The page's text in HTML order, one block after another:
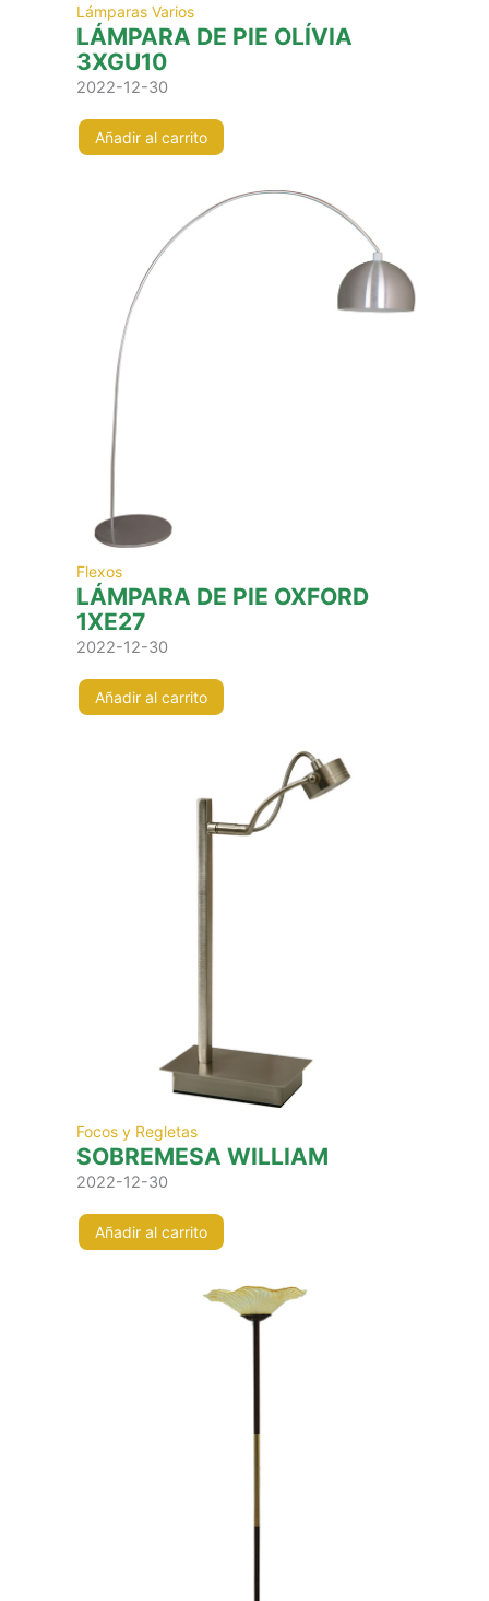
Lámparas Varios
LÁMPARA DE PIE OLÍVIA
3XGU10
2022-12-30
Añadir al carrito
Flexos
LÁMPARA DE PIE OXFORD
1XE27
2022-12-30
Añadir al carrito
Focos y Regletas
SOBREMESA WILLIAM
2022-12-30
Añadir al carrito